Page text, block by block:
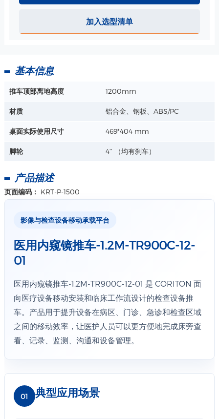
圆孔1-直径：29.6mm
圆孔2-直径：38.6mm
水平旋转角度：+ - 90°
垂直旋转角度：0~ -25° or 0~ -120°
支臂整体承重 ：30kg
加入选型清单
基本信息
推车顶部离地高度 1200mm
材质 铝合金、钢板、ABS/PC
桌面实际使用尺寸 469*404 mm
脚轮 4‘’ （均有刹车）
产品描述
页面编码： KRT-P-1500
影像与检查设备移动承载平台
医用内窥镜推车-1.2M-TR900C-12-
01
医用内窥镜推车-1.2M-TR900C-12-01 是 CORITON 面
向医疗设备移动安装和临床工作流设计的检查设备推
车。产品用于提升设备在病区、门诊、急诊和检查区域
之间的移动效率，让医护人员可以更方便地完成床旁查
看、记录、监测、沟通和设备管理。
01 典型应用场景